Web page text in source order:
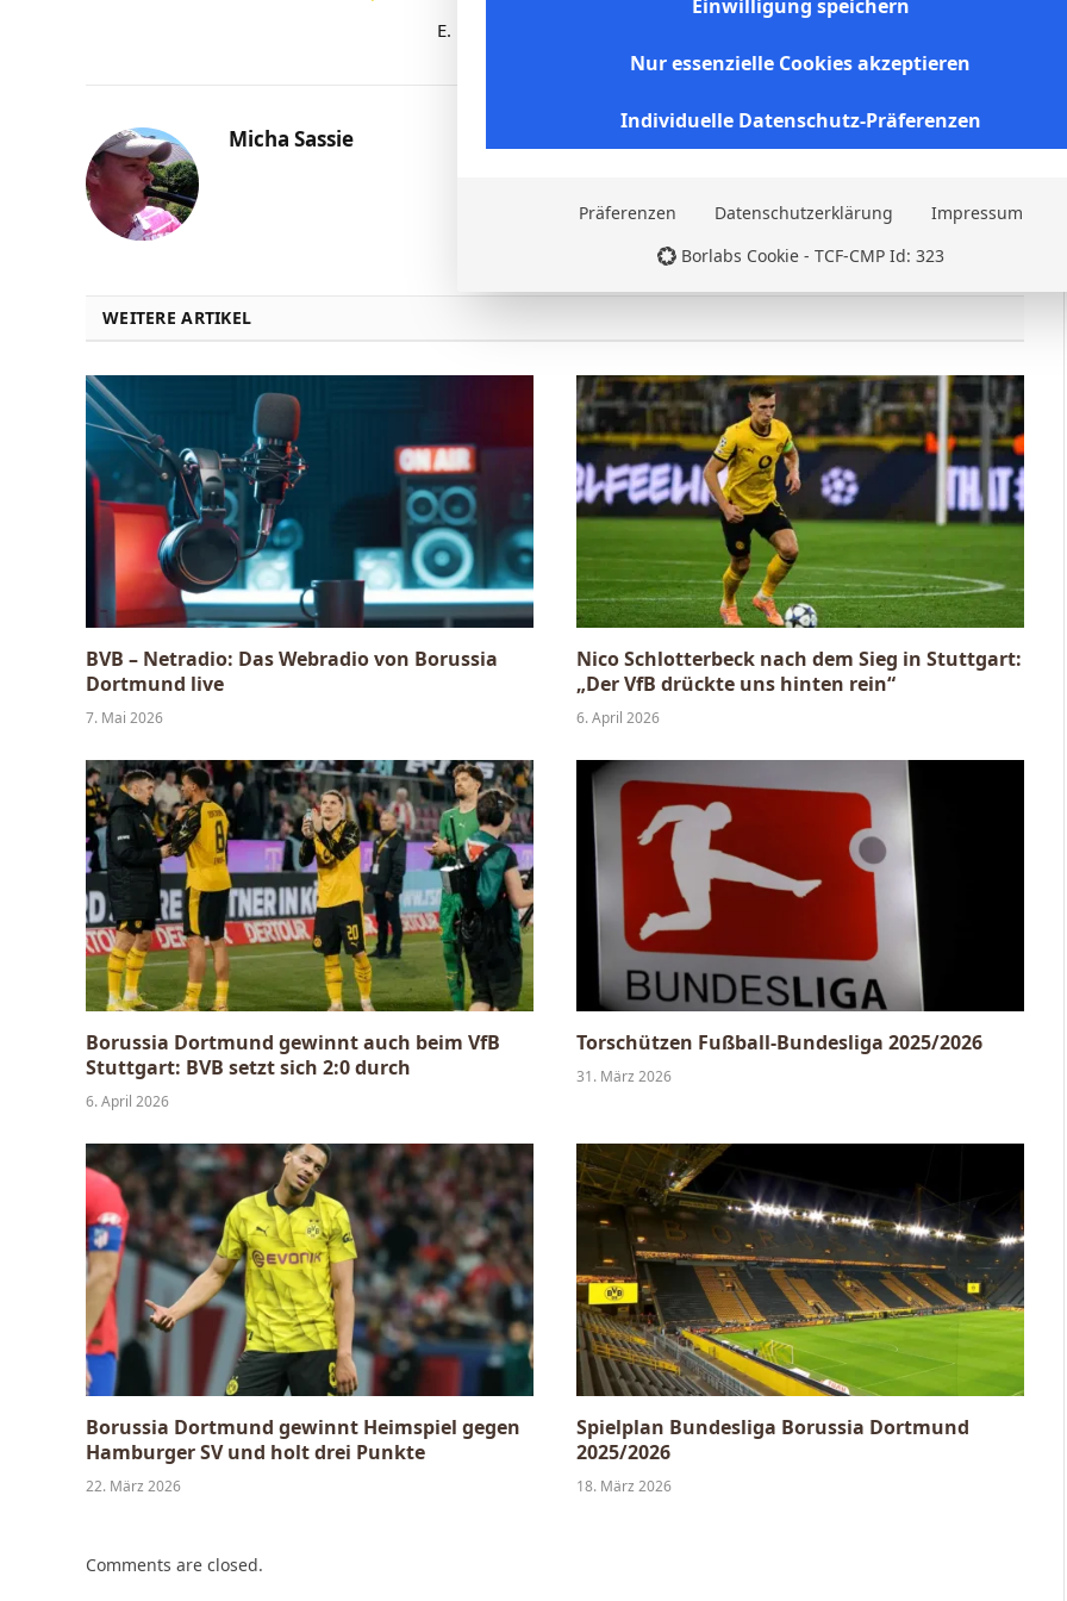
E. Munoz
Micha Sassie
WEITERE ARTIKEL
BVB – Netradio: Das Webradio von Borussia
Dortmund live
7. Mai 2026
Nico Schlotterbeck nach dem Sieg in Stuttgart:
„Der VfB drückte uns hinten rein“
6. April 2026
Borussia Dortmund gewinnt auch beim VfB
Stuttgart: BVB setzt sich 2:0 durch
6. April 2026
Torschützen Fußball-Bundesliga 2025/2026
31. März 2026
Borussia Dortmund gewinnt Heimspiel gegen
Hamburger SV und holt drei Punkte
22. März 2026
Spielplan Bundesliga Borussia Dortmund
2025/2026
18. März 2026
Comments are closed.
Einwilligung speichern
Nur essenzielle Cookies akzeptieren
Individuelle Datenschutz-Präferenzen
Präferenzen Datenschutzerklärung
Impressum
Borlabs Cookie - TCF-CMP Id: 323